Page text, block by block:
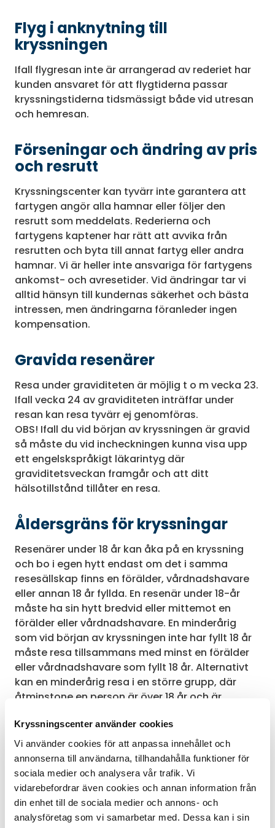
Kryssningscenter använder cookies
Vi använder cookies för att anpassa innehållet och
annonserna till användarna, tillhandahålla funktioner för
sociala medier och analysera vår trafik. Vi
vidarebefordrar även cookies och annan information från
din enhet till de sociala medier och annons- och
analysföretag som vi samarbetar med. Dessa kan i sin
Flyg i anknytning till
kryssningen
Ifall flygresan inte är arrangerad av rederiet har
kunden ansvaret för att flygtiderna passar
kryssningstiderna tidsmässigt både vid utresan
och hemresan.
Förseningar och ändring av pris
och resrutt
Kryssningscenter kan tyvärr inte garantera att
fartygen angör alla hamnar eller följer den
resrutt som meddelats. Rederierna och
fartygens kaptener har rätt att avvika från
resrutten och byta till annat fartyg eller andra
hamnar. Vi är heller inte ansvariga för fartygens
ankomst- och avresetider. Vid ändringar tar vi
alltid hänsyn till kundernas säkerhet och bästa
intressen, men ändringarna föranleder ingen
kompensation.
Gravida resenärer
Resa under graviditeten är möjlig t o m vecka 23.
Ifall vecka 24 av graviditeten inträffar under
resan kan resa tyvärr ej genomföras.
OBS! Ifall du vid början av kryssningen är gravid
så måste du vid incheckningen kunna visa upp
ett engelskspråkigt läkarintyg där
graviditetsveckan framgår och att ditt
hälsotillstånd tillåter en resa.
Åldersgräns för kryssningar
Resenärer under 18 år kan åka på en kryssning
och bo i egen hytt endast om det i samma
resesällskap finns en förälder, vårdnadshavare
eller annan 18 år fyllda. En resenär under 18-år
måste ha sin hytt bredvid eller mittemot en
förälder eller vårdnadshavare. En minderårig
som vid början av kryssningen inte har fyllt 18 år
måste resa tillsammans med minst en förälder
eller vårdnadshavare som fyllt 18 år. Alternativt
kan en minderårig resa i en större grupp, där
åtminstone en person är över 18 år och är
vårdnadshavare. En undertecknad fullmakt skall
presenteras skriftligen. Utan fullmakt kan den
minderårige inte komma ombord på fartyget
eller delta i kryssningen. Ifall bristfällig fullmakt
leder till att resan avbokas så tar rederiet inget
ansvar för de kostnader som kan uppstå och
ingen ersättning utgår vare sig till den